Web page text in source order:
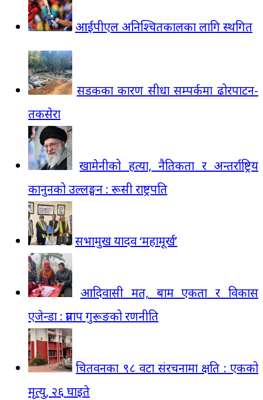
आईपीएल अनिश्चितकालका लागि स्थगित
सडकका कारण सीधा सम्पर्कमा ढोरपाटन-
तकसेरा
खामेनीको हत्या, नैतिकता र अन्तर्राष्ट्रिय
कानुनको उल्लङ्घन : रूसी राष्ट्रपति
सभामुख यादव ‘महामूर्ख’
आदिवासी मत, बाम एकता र विकास
एजेन्डा : प्रताप गुरूङको रणनीति
चितवनका ९८ वटा संरचनामा क्षति : एकको
मृत्यु, २६ घाइते